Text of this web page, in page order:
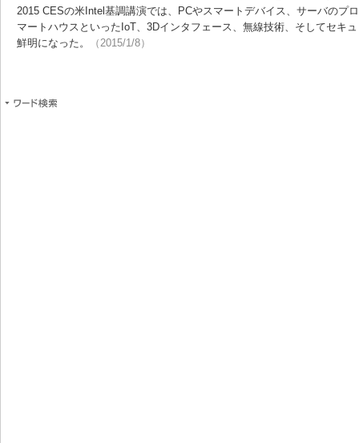
2015 CESの米Intel基調講演では、PCやスマートデバイス、サーバのプ
マートハウスといったIoT、3Dインタフェース、無線技術、そしてセキ
鮮明になった。
（2015/1/8）